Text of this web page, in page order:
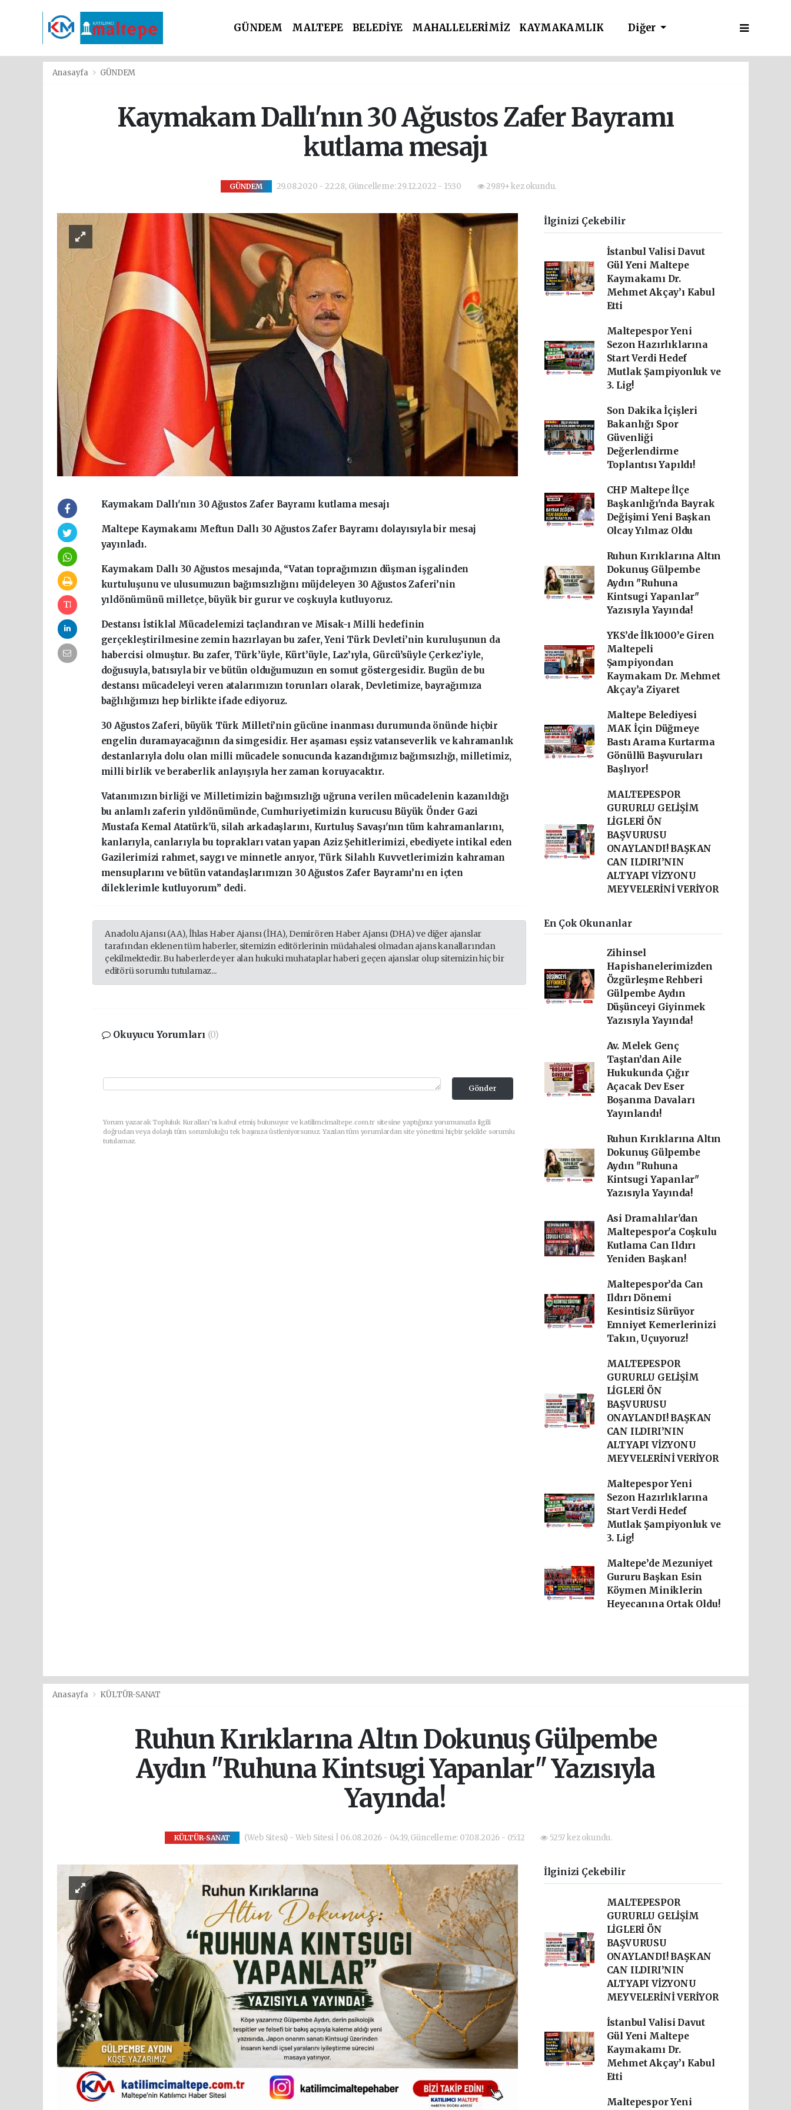
GÜNDEM MALTEPE BELEDİYE MAHALLELERİMİZ
KAYMAKAMLIK
Diğer
Anasayfa GÜNDEM
Kaymakam Dallı'nın 30 Ağustos Zafer Bayramı
kutlama mesajı
GÜNDEM 29.08.2020 - 22:28, Güncelleme: 29.12.2022 - 15:30 2989+ kez okundu.
Kaymakam Dallı'nın 30 Ağustos Zafer Bayramı kutlama mesajı
Maltepe Kaymakamı Meftun Dallı 30 Ağustos Zafer Bayramı dolayısıyla bir mesaj
yayınladı.
Kaymakam Dallı 30 Ağustos mesajında, “Vatan toprağımızın düşman işgalinden
kurtuluşunu ve ulusumuzun bağımsızlığını müjdeleyen 30 Ağustos Zaferi’nin
yıldönümünü milletçe, büyük bir gurur ve coşkuyla kutluyoruz.
Destansı İstiklal Mücadelemizi taçlandıran ve Misak-ı Milli hedefinin
gerçekleştirilmesine zemin hazırlayan bu zafer, Yeni Türk Devleti’nin kuruluşunun da
habercisi olmuştur. Bu zafer, Türk’üyle, Kürt’üyle, Laz’ıyla, Gürcü’süyle Çerkez’iyle,
doğusuyla, batısıyla bir ve bütün olduğumuzun en somut göstergesidir. Bugün de bu
destansı mücadeleyi veren atalarımızın torunları olarak, Devletimize, bayrağımıza
bağlılığımızı hep birlikte ifade ediyoruz.
30 Ağustos Zaferi, büyük Türk Milleti’nin gücüne inanması durumunda önünde hiçbir
engelin duramayacağının da simgesidir. Her aşaması eşsiz vatanseverlik ve kahramanlık
destanlarıyla dolu olan milli mücadele sonucunda kazandığımız bağımsızlığı, milletimiz,
milli birlik ve beraberlik anlayışıyla her zaman koruyacaktır.
Vatanımızın birliği ve Milletimizin bağımsızlığı uğruna verilen mücadelenin kazanıldığı
bu anlamlı zaferin yıldönümünde, Cumhuriyetimizin kurucusu Büyük Önder Gazi
Mustafa Kemal Atatürk'ü, silah arkadaşlarını, Kurtuluş Savaşı'nın tüm kahramanlarını,
kanlarıyla, canlarıyla bu toprakları vatan yapan Aziz Şehitlerimizi, ebediyete intikal eden
Gazilerimizi rahmet, saygı ve minnetle anıyor, Türk Silahlı Kuvvetlerimizin kahraman
mensuplarını ve bütün vatandaşlarımızın 30 Ağustos Zafer Bayramı’nı en içten
dileklerimle kutluyorum” dedi.
Anadolu Ajansı (AA), İhlas Haber Ajansı (İHA), Demirören Haber Ajansı (DHA) ve diğer ajanslar
tarafından eklenen tüm haberler, sitemizin editörlerinin müdahalesi olmadan ajans kanallarından
çekilmektedir. Bu haberlerde yer alan hukuki muhataplar haberi geçen ajanslar olup sitemizin hiç bir
editörü sorumlu tutulamaz...
Okuyucu Yorumları (0)
Gönder
Yorum yazarak Topluluk Kuralları’nı kabul etmiş bulunuyor ve katilimcimaltepe.com.tr sitesine yaptığınız yorumunuzla ilgili
doğrudan veya dolaylı tüm sorumluluğu tek başınıza üstleniyorsunuz. Yazılan tüm yorumlardan site yönetimi hiçbir şekilde sorumlu
tutulamaz.
İlginizi Çekebilir
İstanbul Valisi Davut
Gül Yeni Maltepe
Kaymakamı Dr.
Mehmet Akçay’ı Kabul
Etti
Maltepespor Yeni
Sezon Hazırlıklarına
Start Verdi Hedef
Mutlak Şampiyonluk ve
3. Lig!
Son Dakika İçişleri
Bakanlığı Spor
Güvenliği
Değerlendirme
Toplantısı Yapıldı!
CHP Maltepe İlçe
Başkanlığı'nda Bayrak
Değişimi Yeni Başkan
Olcay Yılmaz Oldu
Ruhun Kırıklarına Altın
Dokunuş Gülpembe
Aydın "Ruhuna
Kintsugi Yapanlar"
Yazısıyla Yayında!
YKS’de İlk1000’e Giren
Maltepeli
Şampiyondan
Kaymakam Dr. Mehmet
Akçay’a Ziyaret
Maltepe Belediyesi
MAK İçin Düğmeye
Bastı Arama Kurtarma
Gönüllü Başvuruları
Başlıyor!
MALTEPESPOR
GURURLU GELİŞİM
LİGLERİ ÖN
BAŞVURUSU
ONAYLANDI! BAŞKAN
CAN ILDIRI’NIN
ALTYAPI VİZYONU
MEYVELERİNİ VERİYOR
En Çok Okunanlar
Zihinsel
Hapishanelerimizden
Özgürleşme Rehberi
Gülpembe Aydın
Düşünceyi Giyinmek
Yazısıyla Yayında!
Av. Melek Genç
Taştan’dan Aile
Hukukunda Çığır
Açacak Dev Eser
Boşanma Davaları
Yayınlandı!
Ruhun Kırıklarına Altın
Dokunuş Gülpembe
Aydın "Ruhuna
Kintsugi Yapanlar"
Yazısıyla Yayında!
Asi Dramalılar'dan
Maltepespor'a Coşkulu
Kutlama Can Ildırı
Yeniden Başkan!
Maltepespor’da Can
Ildırı Dönemi
Kesintisiz Sürüyor
Emniyet Kemerlerinizi
Takın, Uçuyoruz!
MALTEPESPOR
GURURLU GELİŞİM
LİGLERİ ÖN
BAŞVURUSU
ONAYLANDI! BAŞKAN
CAN ILDIRI’NIN
ALTYAPI VİZYONU
MEYVELERİNİ VERİYOR
Maltepespor Yeni
Sezon Hazırlıklarına
Start Verdi Hedef
Mutlak Şampiyonluk ve
3. Lig!
Maltepe’de Mezuniyet
Gururu Başkan Esin
Köymen Miniklerin
Heyecanına Ortak Oldu!
Anasayfa KÜLTÜR-SANAT
Ruhun Kırıklarına Altın Dokunuş Gülpembe
Aydın "Ruhuna Kintsugi Yapanlar" Yazısıyla
Yayında!
KÜLTÜR-SANAT (Web Sitesi) - Web Sitesi | 06.08.2026 - 04:19, Güncelleme: 07.08.2026 - 05:12 5257 kez okundu.
İlginizi Çekebilir
MALTEPESPOR
GURURLU GELİŞİM
LİGLERİ ÖN
BAŞVURUSU
ONAYLANDI! BAŞKAN
CAN ILDIRI’NIN
ALTYAPI VİZYONU
MEYVELERİNİ VERİYOR
İstanbul Valisi Davut
Gül Yeni Maltepe
Kaymakamı Dr.
Mehmet Akçay’ı Kabul
Etti
Maltepespor Yeni